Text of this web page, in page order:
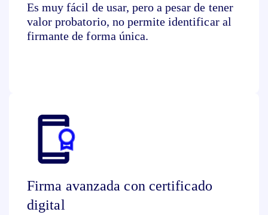
Es muy fácil de usar, pero a pesar de tener
valor probatorio, no permite identificar al
firmante de forma única.
Firma avanzada con certificado
digital